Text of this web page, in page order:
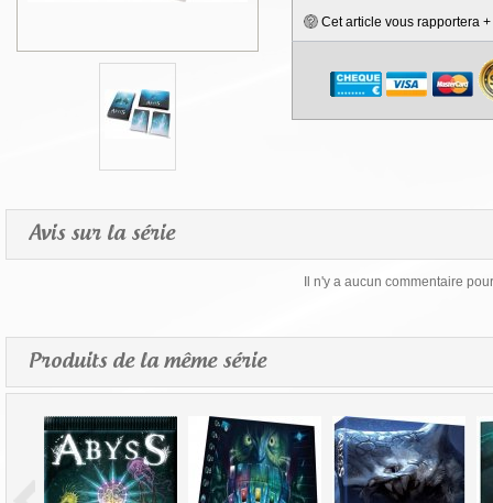
Cet article vous rapportera +
Avis sur la série
Il n'y a aucun commentaire
Produits de la même série